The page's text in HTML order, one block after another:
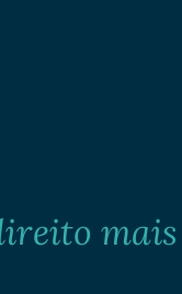
mais